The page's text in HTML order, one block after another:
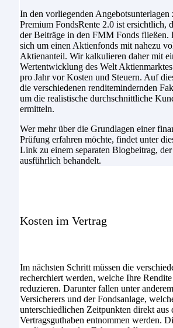
In den vorliegenden
Premium FondsRente 2.0 ist ersichtlich,
der Beiträge in den FMM Fonds fließen.
sich um einen Aktienfonds mit nahezu
Aktienanteil. Wir kalkulieren daher mit
Wertentwicklung des Welt
pro Jahr vor Kosten und Steuern. Auf
die verschiedenen renditemindernden
um die realistische durchschnittliche
ermitteln.
Wer mehr über die Grundlagen einer
Prüfung erfahren möchte, findet unter
Link zu einem separaten Blogbeitrag, der
ausführlich behandelt.
Kosten im Vertrag
Im nächsten Schritt müssen die
recherchiert werden, welche Ihre
reduzieren. Darunter fallen unter
Versicherers und der Fondsanlage,
unterschiedlichen Zeitpunkten direkt aus
Vertragsguthaben entnommen werden.